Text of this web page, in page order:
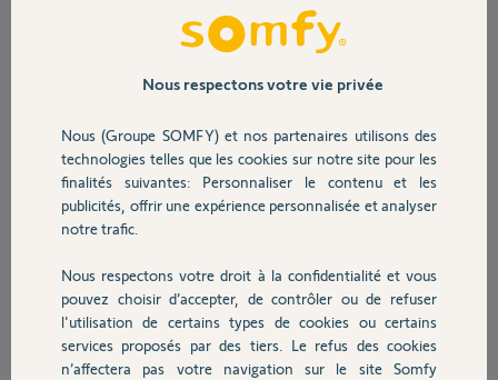
Sécurité
Domotique
Chauffage
Autres produits
Bonjour,
Depuis quelques jours la
volet ne fonctionne qu'à
moteur.
Le volet à 10 ans, pensez
vous que la batterie peut
être le problème ?
Et si oui comment retirer le tube qui la maintiens ? J'ai retiré 2
Nous respectons votre vie privée
Nous (Groupe SOMFY) et nos partenaires utilisons des
technologies telles que les cookies sur notre site pour les
finalités suivantes: Personnaliser le contenu et les
publicités, offrir une expérience personnalisée et analyser
notre trafic.
Nous respectons votre droit à la confidentialité et vous
pouvez choisir d’accepter, de contrôler ou de refuser
l'utilisation de certains types de cookies ou certains
services proposés par des tiers. Le refus des cookies
n’affectera pas votre navigation sur le site Somfy